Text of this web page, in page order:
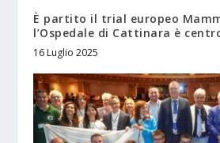
È partito il trial europeo
l’Ospedale di Cattinara è
16 Luglio 2025